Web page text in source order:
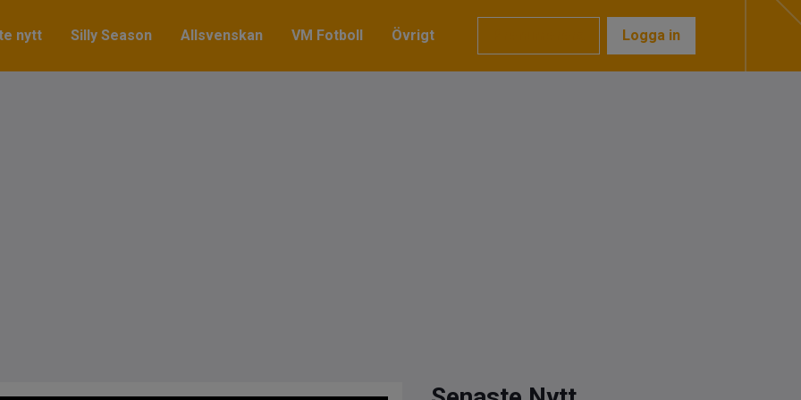
nytt Silly Season Allsvenskan VM Fotboll Övrigt Logga in